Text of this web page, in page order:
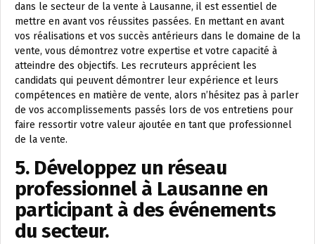
dans le secteur de la vente à Lausanne, il est essentiel de
mettre en avant vos réussites passées. En mettant en avant
vos réalisations et vos succès antérieurs dans le domaine de la
vente, vous démontrez votre expertise et votre capacité à
atteindre des objectifs. Les recruteurs apprécient les
candidats qui peuvent démontrer leur expérience et leurs
compétences en matière de vente, alors n’hésitez pas à parler
de vos accomplissements passés lors de vos entretiens pour
faire ressortir votre valeur ajoutée en tant que professionnel
de la vente.
5. Développez un réseau
professionnel à Lausanne en
participant à des événements
du secteur.